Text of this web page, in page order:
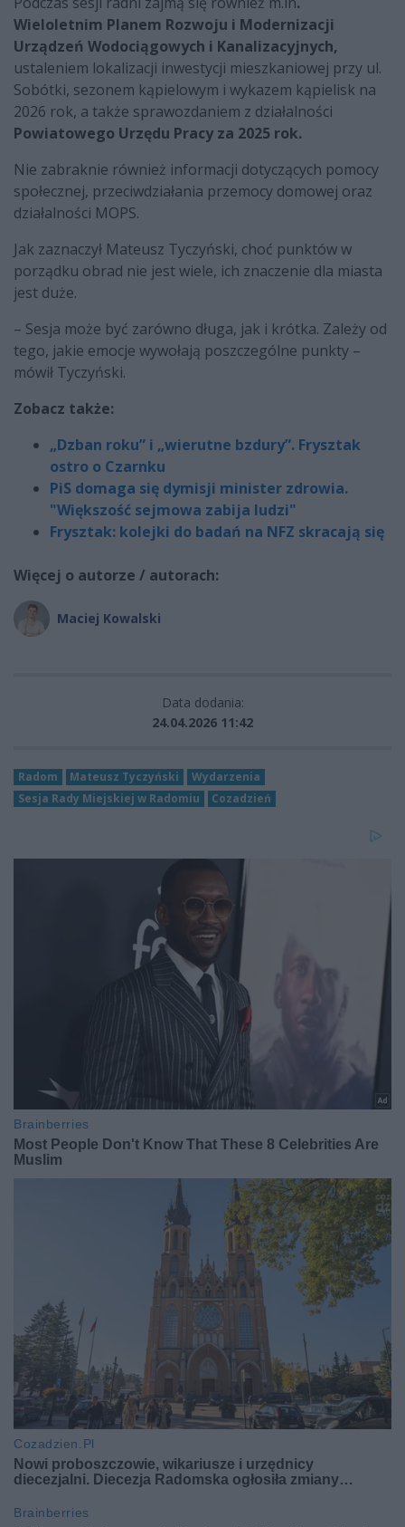
Wieloletnim Planem Rozwoju i Modernizacji
Urządzeń Wodociągowych i Kanalizacyjnych,
ustaleniem lokalizacji inwestycji mieszkaniowej przy ul.
Sobótki, sezonem kąpielowym i wykazem kąpielisk na
2026 rok, a także sprawozdaniem z działalności
Powiatowego Urzędu Pracy za 2025 rok.
Nie zabraknie również informacji dotyczących pomocy
społecznej, przeciwdziałania przemocy domowej oraz
działalności MOPS.
Jak zaznaczył Mateusz Tyczyński, choć punktów w
porządku obrad nie jest wiele, ich znaczenie dla miasta
jest duże.
– Sesja może być zarówno długa, jak i krótka. Zależy od
tego, jakie emocje wywołają poszczególne punkty –
mówił Tyczyński.
Zobacz także:
„Dzban roku” i „wierutne bzdury”. Frysztak
ostro o Czarnku
PiS domaga się dymisji minister zdrowia.
"Większość sejmowa zabija ludzi"
Frysztak: kolejki do badań na NFZ skracają się
Więcej o autorze / autorach:
Maciej Kowalski
Data dodania:
24.04.2026 11:42
Radom Mateusz Tyczyński
Wydarzenia
Sesja Rady Miejskiej w Radomiu
Cozadzień